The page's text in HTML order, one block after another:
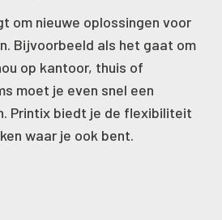
om nieuwe oplossingen voor
Bijvoorbeeld als het gaat om
op kantoor, thuis of
moet je even snel een
Printix biedt je de flexibiliteit
waar je ook bent.